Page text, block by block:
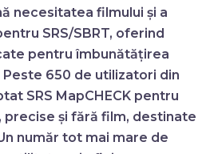
necesitatea filmului și a
SRS/SBRT, oferind
pentru îmbunătățirea
650 de utilizatori din
SRS MapCHECK pentru
precise și fără film, destinate
număr tot mai mare de